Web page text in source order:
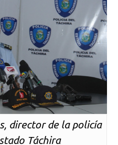
director de la policía
Táchira